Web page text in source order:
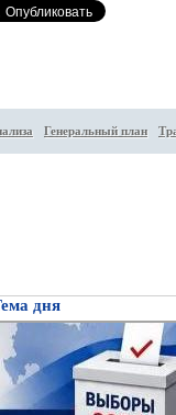
Генеральный план
дня